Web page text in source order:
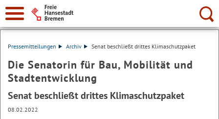
Suche:
Pressemitteilungen Archiv Senat beschließt drittes Klimaschutzpaket
Die Senatorin für Bau, Mobilität und
Stadtentwicklung
Senat beschließt drittes Klimaschutzpaket
08.02.2022